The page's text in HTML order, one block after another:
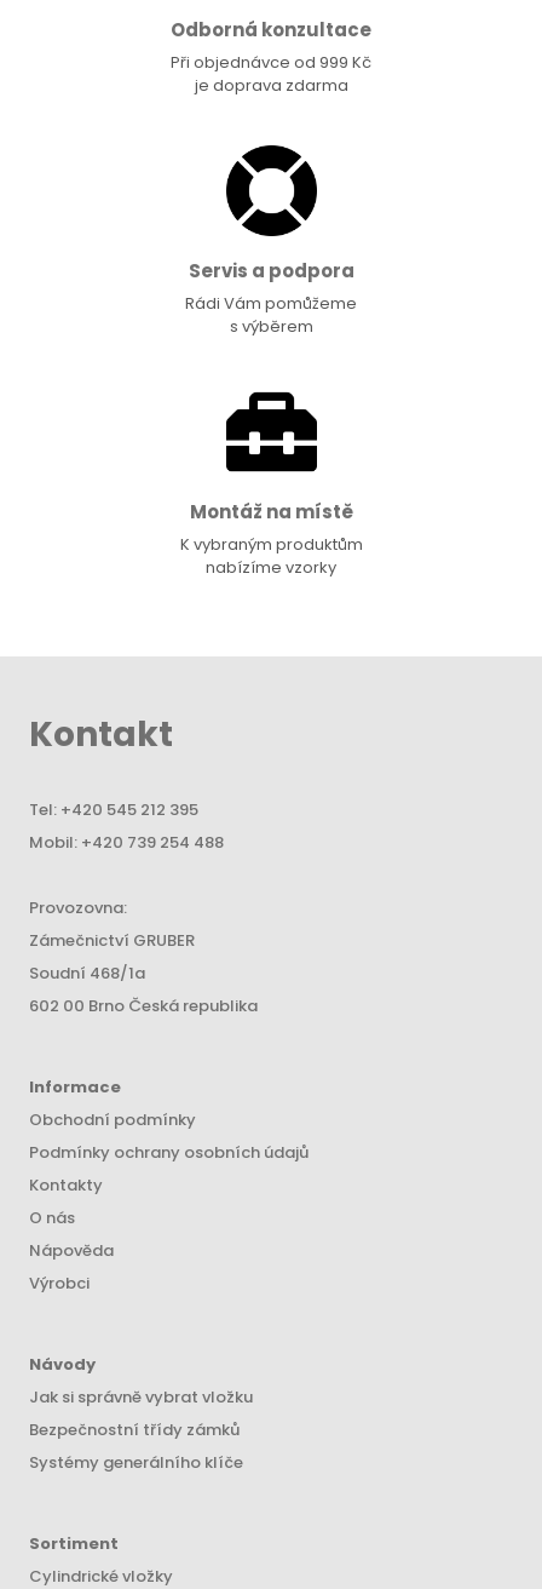
Odborná konzultace
Při objednávce od 999 Kč
je doprava zdarma
Servis a podpora
Rádi Vám pomůžeme
s výběrem
Montáž na místě
K vybraným produktům
nabízíme vzorky
Kontakt
Tel: +420 545 212 395
Mobil: +420 739 254 488
Provozovna:
Zámečnictví GRUBER
Soudní 468/1a
602 00 Brno Česká republika
Informace
Obchodní podmínky
Podmínky ochrany osobních údajů
Kontakty
O nás
Nápověda
Výrobci
Návody
Jak si správně vybrat vložku
Bezpečnostní třídy zámků
Systémy generálního klíče
Sortiment
Cylindrické vložky